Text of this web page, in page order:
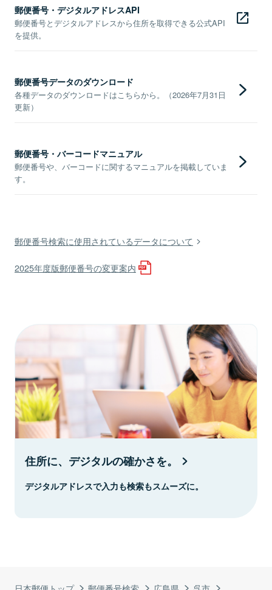
郵便番号・デジタルアドレスAPI
郵便番号とデジタルアドレスから住所を取得できる公式API
を提供。
郵便番号データのダウンロード
各種データのダウンロードはこちらから。（2026年7月31日
更新）
郵便番号・バーコードマニュアル
郵便番号や、バーコードに関するマニュアルを掲載していま
す。
郵便番号検索に使用されているデータについて
2025年度版郵便番号の変更案内
住所に、デジタルの確かさを。
デジタルアドレスで入力も検索もスムーズに。